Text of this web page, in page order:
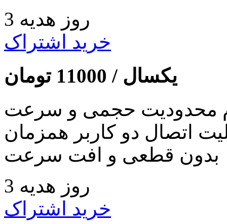
3 روز هدیه
خرید اشتراک
یکسال / 11000 تومان
محدودیت حجمی و سرعت
اتصال دو کاربر همزمان
بدون قطعی و افت سرعت
3 روز هدیه
خرید اشتراک